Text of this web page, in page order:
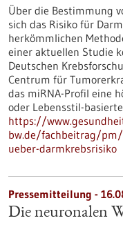
Über die Bestimmung
sich das Risiko für
herkömmlichen
einer aktuellen Studie
Deutschen
Centrum für
das miRNA-Profil eine
oder Lebensstil-
https://
bw.de/fachbeitrag/
ueber-darmkrebsrisiko
Pressemitteilung -
Die neuronalen